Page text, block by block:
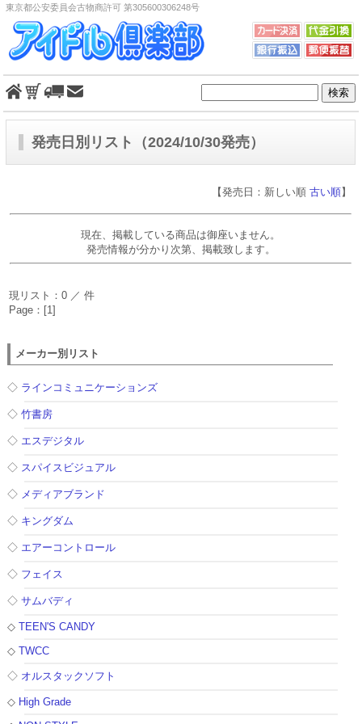
東京都公安委員会古物商許可 第305600306248号
発売日別リスト（2024/10/30発売）
【発売日：新しい順古い順】
現在、掲載している商品は御座いません。
発売情報が分かり次第、掲載致します。
現リスト：0 ／ 件
Page：[1]
メーカー別リスト
◇ ラインコミュニケーションズ
◇竹書房
◇ エスデジタル
◇ スパイスビジュアル
◇ メディアブランド
◇ キングダム
◇ エアーコントロール
◇ フェイス
◇サムバディ
◇TEEN'S CANDY
◇TWCC
◇ オルスタックソフト
◇ High Grade